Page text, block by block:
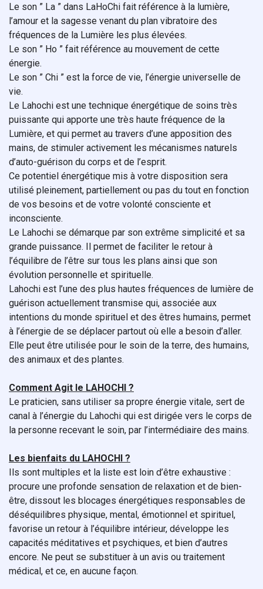
Le son ” La ” dans LaHoChi fait référence à la lumière,
l’amour et la sagesse venant du plan vibratoire des
fréquences de la Lumière les plus élevées.
Le son ” Ho ” fait référence au mouvement de cette
énergie.
Le son ” Chi ” est la force de vie, l’énergie universelle de
vie.
Le Lahochi est une technique énergétique de soins très
puissante qui apporte une très haute fréquence de la
Lumière, et qui permet au travers d’une apposition des
mains, de stimuler activement les mécanismes naturels
d’auto-guérison du corps et de l’esprit.
Ce potentiel énergétique mis à votre disposition sera
utilisé pleinement, partiellement ou pas du tout en fonction
de vos besoins et de votre volonté consciente et
inconsciente.
Le Lahochi se démarque par son extrême simplicité et sa
grande puissance. Il permet de faciliter le retour à
l’équilibre de l’être sur tous les plans ainsi que son
évolution personnelle et spirituelle.
Lahochi est l’une des plus hautes fréquences de lumière de
guérison actuellement transmise qui, associée aux
intentions du monde spirituel et des êtres humains, permet
à l’énergie de se déplacer partout où elle a besoin d’aller.
Elle peut être utilisée pour le soin de la terre, des humains,
des animaux et des plantes.
Comment Agit le LAHOCHI ?
Le praticien, sans utiliser sa propre énergie vitale, sert de
canal à l’énergie du Lahochi qui est dirigée vers le corps de
la personne recevant le soin, par l’intermédiaire des mains.
Les bienfaits du LAHOCHI ?
Ils sont multiples et la liste est loin d’être exhaustive :
procure une profonde sensation de relaxation et de bien-
être, dissout les blocages énergétiques responsables de
déséquilibres physique, mental, émotionnel et spirituel,
favorise un retour à l’équilibre intérieur, développe les
capacités méditatives et psychiques, et bien d’autres
encore. Ne peut se substituer à un avis ou traitement
médical, et ce, en aucune façon.